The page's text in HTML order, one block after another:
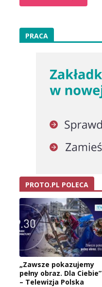
PRACA
PROTO.PL POLECA
„Zawsze pokazujemy
pełny obraz. Dla Ciebie”
– Telewizja Polska